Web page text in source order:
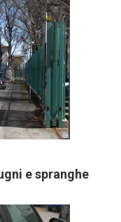
e spranghe